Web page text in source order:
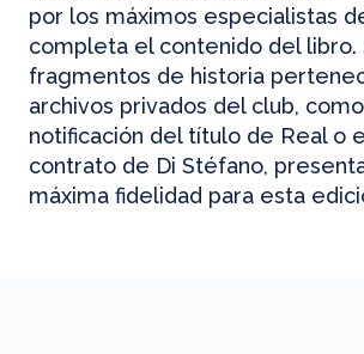
por los máximos especialistas
completa el contenido del libro.
fragmentos de historia
archivos privados del club,
notificación del título de Real o
contrato de Di Stéfano,
máxima fidelidad para esta